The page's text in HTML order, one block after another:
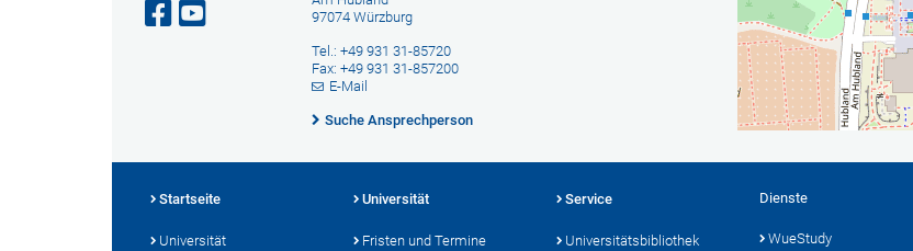
97074 Würzburg
Tel.: +49 931 31-85720
Fax: +49 931 31-857200
E-Mail
Suche Ansprechperson
Startseite
Universität
Universität
Fristen und Termine
Service
Universitätsbibliothek
Dienste
WueStudy